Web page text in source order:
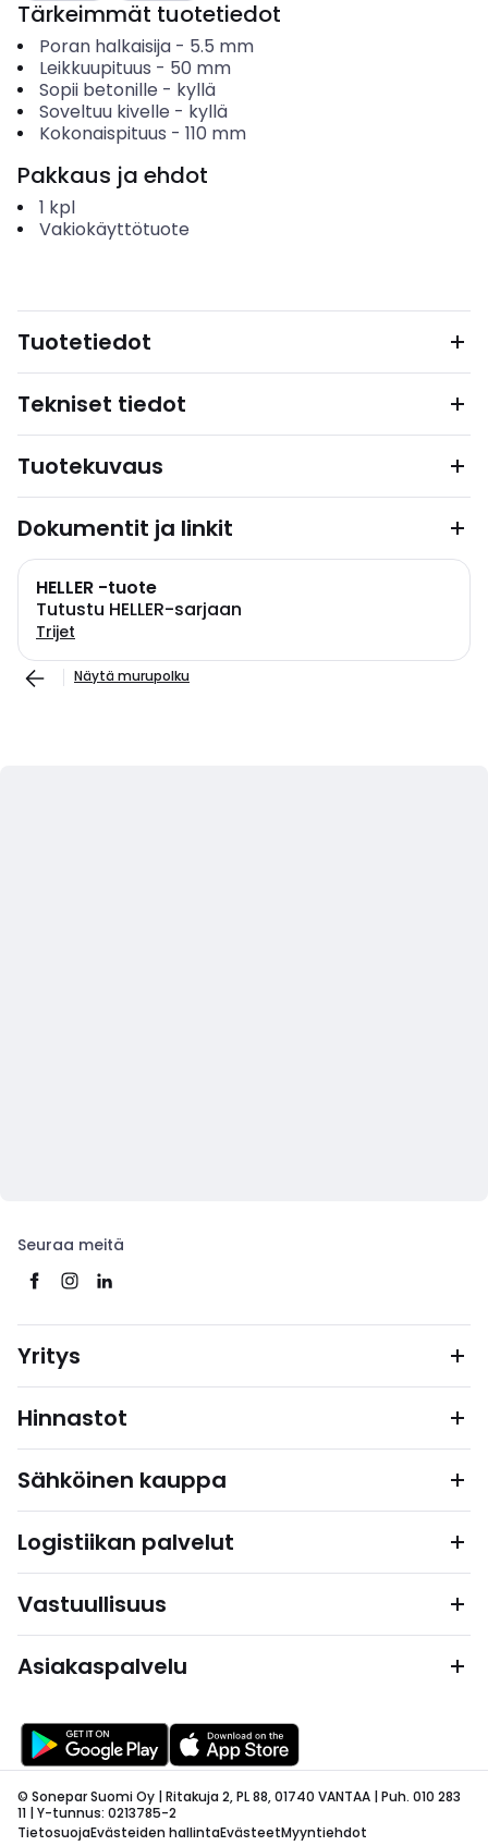
Tärkeimmät tuotetiedot
Poran halkaisija- 5.5 mm
Leikkuupituus - 50 mm
Sopii betonille - kyllä
Soveltuu kivelle - kyllä
Kokonaispituus - 110 mm
Pakkaus ja ehdot
1 kpl
Vakiokäyttötuote
Tuotetiedot
Tekniset tiedot
Tuotekuvaus
Dokumentit ja linkit
HELLER -tuote
Tutustu HELLER-sarjaan
Trijet
Näytä murupolku
Seuraa meitä
Yritys
Hinnastot
Sähköinen kauppa
Logistiikan palvelut
Vastuullisuus
Asiakaspalvelu
© Sonepar Suomi Oy | Ritakuja 2, PL 88, 01740 VANTAA | Puh. 010 283
11 | Y-tunnus: 0213785-2
TietosuojaEvästeiden hallintaEvästeetMyyntiehdot